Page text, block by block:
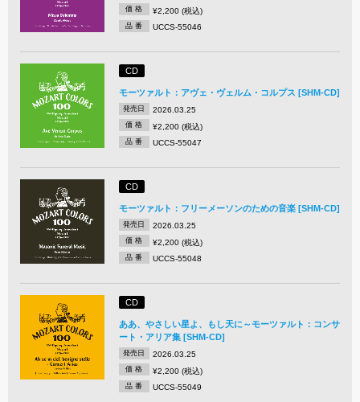
価 格 ¥2,200 (税込)
品 番 UCCS-55046
CD
モーツァルト：アヴェ・ヴェルム・コルプス [SHM-CD]
発売日 2026.03.25
価 格 ¥2,200 (税込)
品 番 UCCS-55047
CD
モーツァルト：フリーメーソンのための音楽 [SHM-CD]
発売日 2026.03.25
価 格 ¥2,200 (税込)
品 番 UCCS-55048
CD
ああ、やさしい星よ、もし天に～モーツァルト：コンサ
ート・アリア集 [SHM-CD]
発売日 2026.03.25
価 格 ¥2,200 (税込)
品 番 UCCS-55049